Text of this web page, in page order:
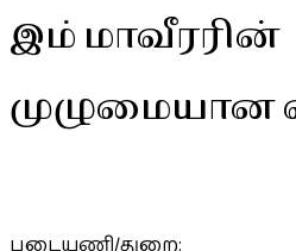
இம் மாவீரரின்
முழுமையான